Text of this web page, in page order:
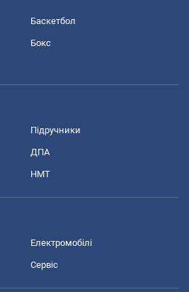
Баскетбол
Бокс
Підручники
ДПА
НМТ
Електромобілі
Сервіс